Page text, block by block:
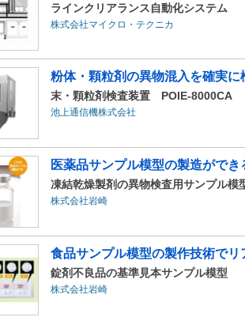
ラインクリアランス自動化システム
株式会社マイクロ・テクニカ
粉体・顆粒剤の異物混入を確実に
末・顆粒剤検査装置 POIE-8000CA
池上通信機株式会社
医薬品サンプル模型の製造がで
凍結乾燥製剤の異物検査用サンプル模
株式会社岩崎
食品サンプル模型の製作技術でリ
錠剤不良品の基準見本サンプル模型
株式会社岩崎